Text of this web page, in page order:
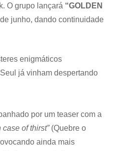
O grupo lançará “GOLDEN
junho, dando continuidade
enigmáticos
já vinham despertando
por um teaser com a
case of thirst”(Quebre o
ainda mais